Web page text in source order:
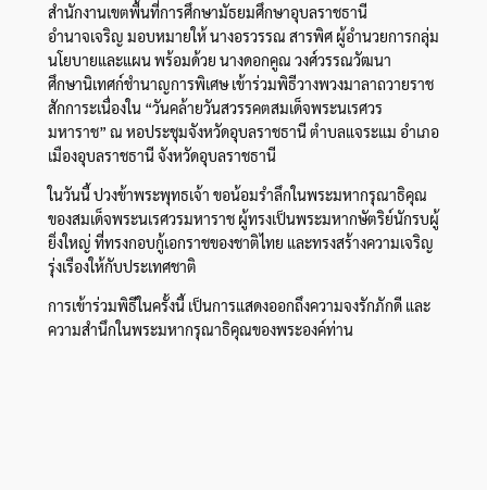
สำนักงานเขตพื้นที่การศึกษามัธยมศึกษาอุบลราชธานี
อำนาจเจริญ มอบหมายให้ นางอรวรรณ สารพิศ ผู้อำนวยการกลุ่ม
นโยบายและแผน พร้อมด้วย นางดอกคูณ วงศ์วรรณวัฒนา
ศึกษานิเทศก์ชำนาญการพิเศษ เข้าร่วมพิธีวางพวงมาลาถวายราช
สักการะเนื่องใน “วันคล้ายวันสวรรคตสมเด็จพระนเรศวร
มหาราช” ณ หอประชุมจังหวัดอุบลราชธานี ตำบลแจระแม อำเภอ
เมืองอุบลราชธานี จังหวัดอุบลราชธานี
ในวันนี้ ปวงข้าพระพุทธเจ้า ขอน้อมรำลึกในพระมหากรุณาธิคุณ
ของสมเด็จพระนเรศวรมหาราช ผู้ทรงเป็นพระมหากษัตริย์นักรบผู้
ยิ่งใหญ่ ที่ทรงกอบกู้เอกราชของชาติไทย และทรงสร้างความเจริญ
รุ่งเรืองให้กับประเทศชาติ
การเข้าร่วมพิธีในครั้งนี้ เป็นการแสดงออกถึงความจงรักภักดี และ
ความสำนึกในพระมหากรุณาธิคุณของพระองค์ท่าน